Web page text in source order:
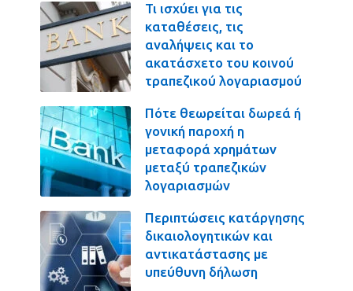
Τι ισχύει για τις
καταθέσεις, τις
αναλήψεις και το
ακατάσχετο του κοινού
τραπεζικού λογαριασμού
Πότε θεωρείται δωρεά ή
γονική παροχή η
μεταφορά χρημάτων
μεταξύ τραπεζικών
λογαριασμών
Περιπτώσεις κατάργησης
δικαιολογητικών και
αντικατάστασης με
υπεύθυνη δήλωση